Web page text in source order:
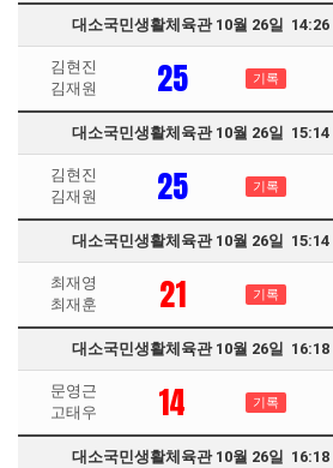
대소국민생활체육관 10월 26일 14:26
김현진
김재원
25 기록
대소국민생활체육관 10월 26일 15:14
김현진
김재원
25 기록
대소국민생활체육관 10월 26일 15:14
최재영
최재훈
21 기록
대소국민생활체육관 10월 26일 16:18
문영근
고태우
14 기록
대소국민생활체육관 10월 26일 16:18